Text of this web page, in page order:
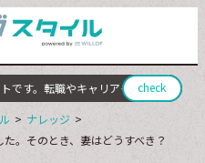
。転職やキャリアチェンジに成功
check
ナレッジ
。そのとき、妻はどうすべき？